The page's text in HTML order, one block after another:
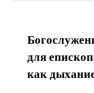
для
как